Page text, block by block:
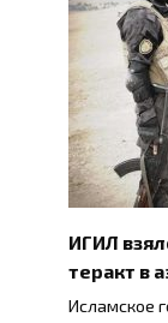
ИГИЛ
теракт в
Исламское